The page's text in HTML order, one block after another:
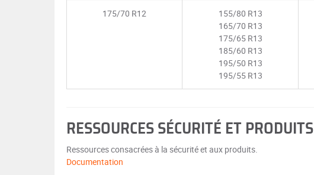
175/70 R12
155/80 R13
165/70 R13
175/65 R13
185/60 R13
195/50 R13
195/55 R13
RESSOURCES SÉCURITÉ ET PRODUITS
Ressources consacrées à la sécurité et aux produits.
Documentation